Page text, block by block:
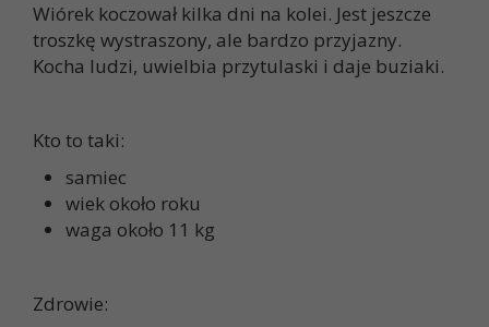
Wiórek koczował kilka dni na kolei. Jest jeszcze
troszkę wystraszony, ale bardzo przyjazny.
Kocha ludzi, uwielbia przytulaski i daje buziaki.
Kto to taki:
samiec
wiek około roku
waga około 11 kg
Zdrowie: